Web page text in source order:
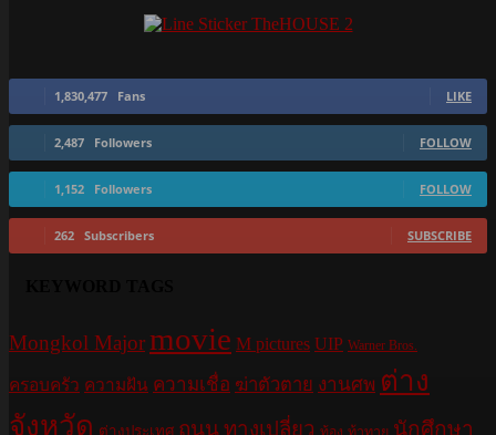
1,830,477 Fans LIKE
2,487 Followers FOLLOW
1,152 Followers FOLLOW
262 Subscribers SUBSCRIBE
Mongkol Majormovie M pictures UIP Warner Bros.
ครอบครัว ความฝัน ความเชื่อ ฆ่าตัวตาย งานศพ ต่าง
จังหวัด ต่างประเทศ ถนนทางเปลี่ยว ท้อง ท้าทาย นักศึกษา